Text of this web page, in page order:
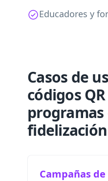
Educadores y
Casos de
códigos
programas
Campañas